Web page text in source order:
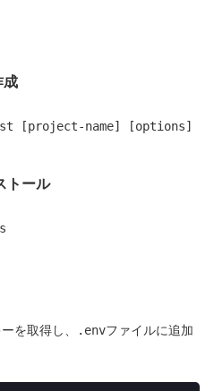
成
[project-name] [options]
トール
を取得し、 .envファイルに追加